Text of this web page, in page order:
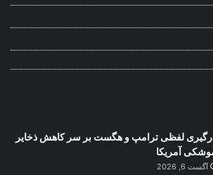
لفظی ترامپ و هگست بر سر کاهش ذخایر
آمریکا
آگست 6, 2026